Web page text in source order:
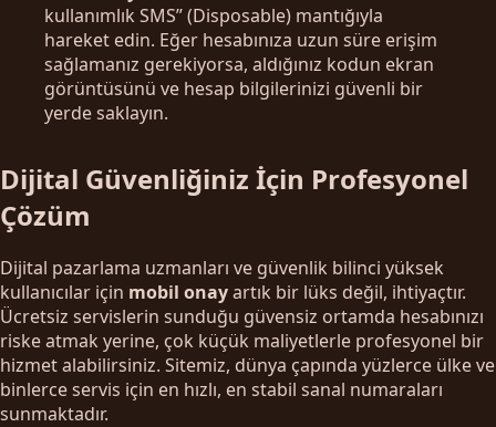
kullanımlık SMS” (Disposable) mantığıyla
hareket edin. Eğer hesabınıza uzun süre erişim
sağlamanız gerekiyorsa, aldığınız kodun ekran
görüntüsünü ve hesap bilgilerinizi güvenli bir
yerde saklayın.
Dijital Güvenliğiniz İçin Profesyonel
Çözüm
Dijital pazarlama uzmanları ve güvenlik bilinci yüksek
kullanıcılar için mobil onayartık bir lüks değil, ihtiyaçtır.
Ücretsiz servislerin sunduğu güvensiz ortamda hesabınızı
riske atmak yerine, çok küçük maliyetlerle profesyonel bir
hizmet alabilirsiniz. Sitemiz, dünya çapında yüzlerce ülke ve
binlerce servis için en hızlı, en stabil sanal numaraları
sunmaktadır.